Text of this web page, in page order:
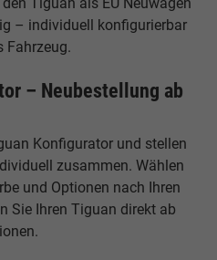
– individuell konfigurierbar
Fahrzeug.
– Neubestellung ab
Konfigurator und stellen
zusammen. Wählen
und Optionen nach Ihren
Sie Ihren Tiguan direkt ab